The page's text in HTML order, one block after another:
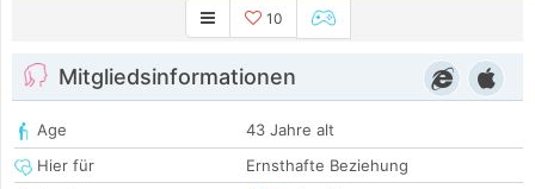
10
Mitgliedsinformationen
Age
43 Jahre alt
Hier für
Ernsthafte Beziehung